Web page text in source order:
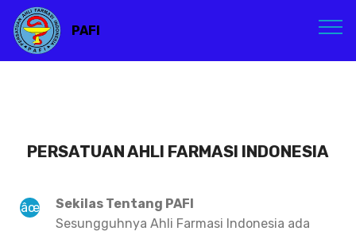
PAFI
PERSATUAN AHLI FARMASI INDONESIA
Sekilas Tentang PAFI
Sesungguhnya Ahli Farmasi Indonesia ada